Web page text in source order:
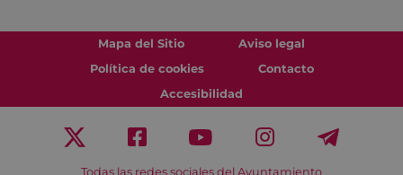
Mapa del Sitio
Aviso legal
Política de cookies
Contacto
Accesibilidad
Todas las redes sociales del Ayuntamiento